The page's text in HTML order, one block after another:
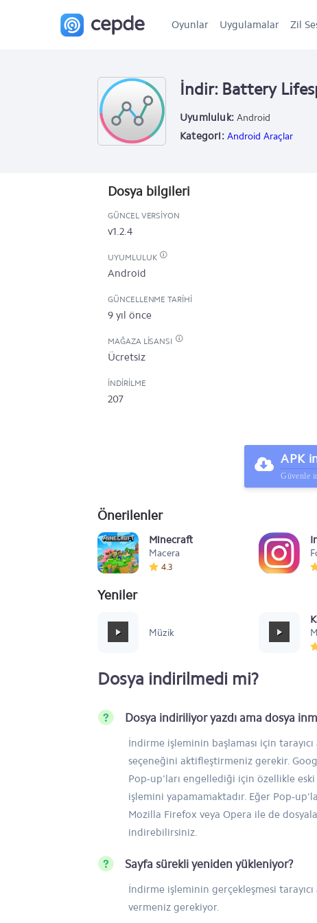
Oyunlar Uygulamalar Zil
İndir: Battery
Uyumluluk: Android
Kategori: Android Araçlar
Dosya bilgileri
GÜNCEL VERSIYON
v1.2.4
UYUMLULUK
Android
GÜNCELLENME TARIHI
9 yıl önce
MAĞAZA LISANSI
Ücretsiz
İNDIRILME
207
APK
Güvenle
Önerilenler
Minecraft
Macera
4.3
Yeniler
Müzik
Dosya indirilmedi mi?
Dosya indiriliyor yazdı ama dosya
İndirme işleminin başlaması için
seçeneğini aktifleştirmeniz gerekir.
Pop-up'ları engellediği için özellikle
işlemini yapamamaktadır. Eğer Pop-
Mozilla Firefox veya Opera ile de
indirebilirsiniz.
Sayfa sürekli yeniden yükleniyor?
İndirme işleminin gerçekleşmesi
vermeniz gerekiyor.